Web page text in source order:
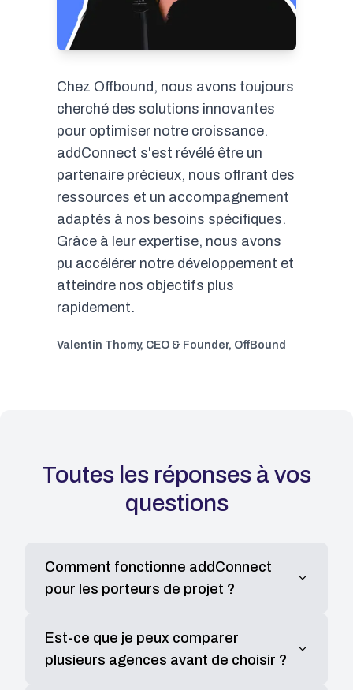
Chez Offbound, nous avons toujours
cherché des solutions innovantes
pour optimiser notre croissance.
addConnect s'est révélé être un
partenaire précieux, nous offrant des
ressources et un accompagnement
adaptés à nos besoins spécifiques.
Grâce à leur expertise, nous avons
pu accélérer notre développement et
atteindre nos objectifs plus
rapidement.
Valentin Thomy, CEO & Founder, OffBound
Toutes les réponses à vos
questions
Comment fonctionne addConnect
pour les porteurs de projet ?
détaillé décrivant votre projet. Notre algorithme
intelligent vous connecte ensuite avec des
Est-ce que je peux comparer
plusieurs agences avant de choisir ?